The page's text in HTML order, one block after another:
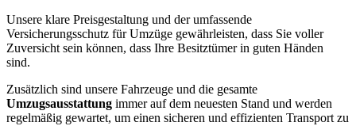
Unsere klare Preisgestaltung und der umfassende
Versicherungsschutz für Umzüge gewährleisten, dass Sie voller
Zuversicht sein können, dass Ihre Besitztümer in guten Händen
sind.
Zusätzlich sind unsere Fahrzeuge und die gesamte
Umzugsausstattung immer auf dem neuesten Stand und werden
regelmäßig gewartet, um einen sicheren und effizienten Transport zu